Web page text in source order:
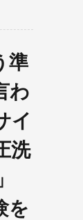
準
わ
イ
洗
を